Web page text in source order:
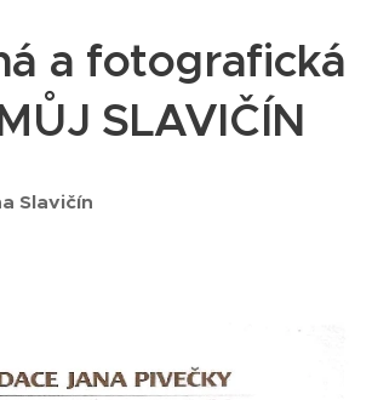
a fotografická
SLAVIČÍN
Slavičín